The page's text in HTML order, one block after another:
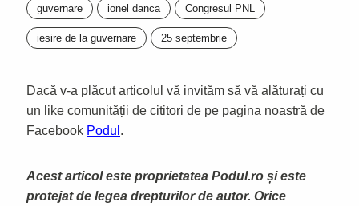
guvernare ionel danca Congresul PNL
iesire de la guvernare 25 septembrie
Dacă v-a plăcut articolul vă invităm să vă alăturați cu
un like comunității de cititori de pe pagina noastră de
Facebook Podul .
Acest articol este proprietatea Podul.ro și este
protejat de legea drepturilor de autor. Orice